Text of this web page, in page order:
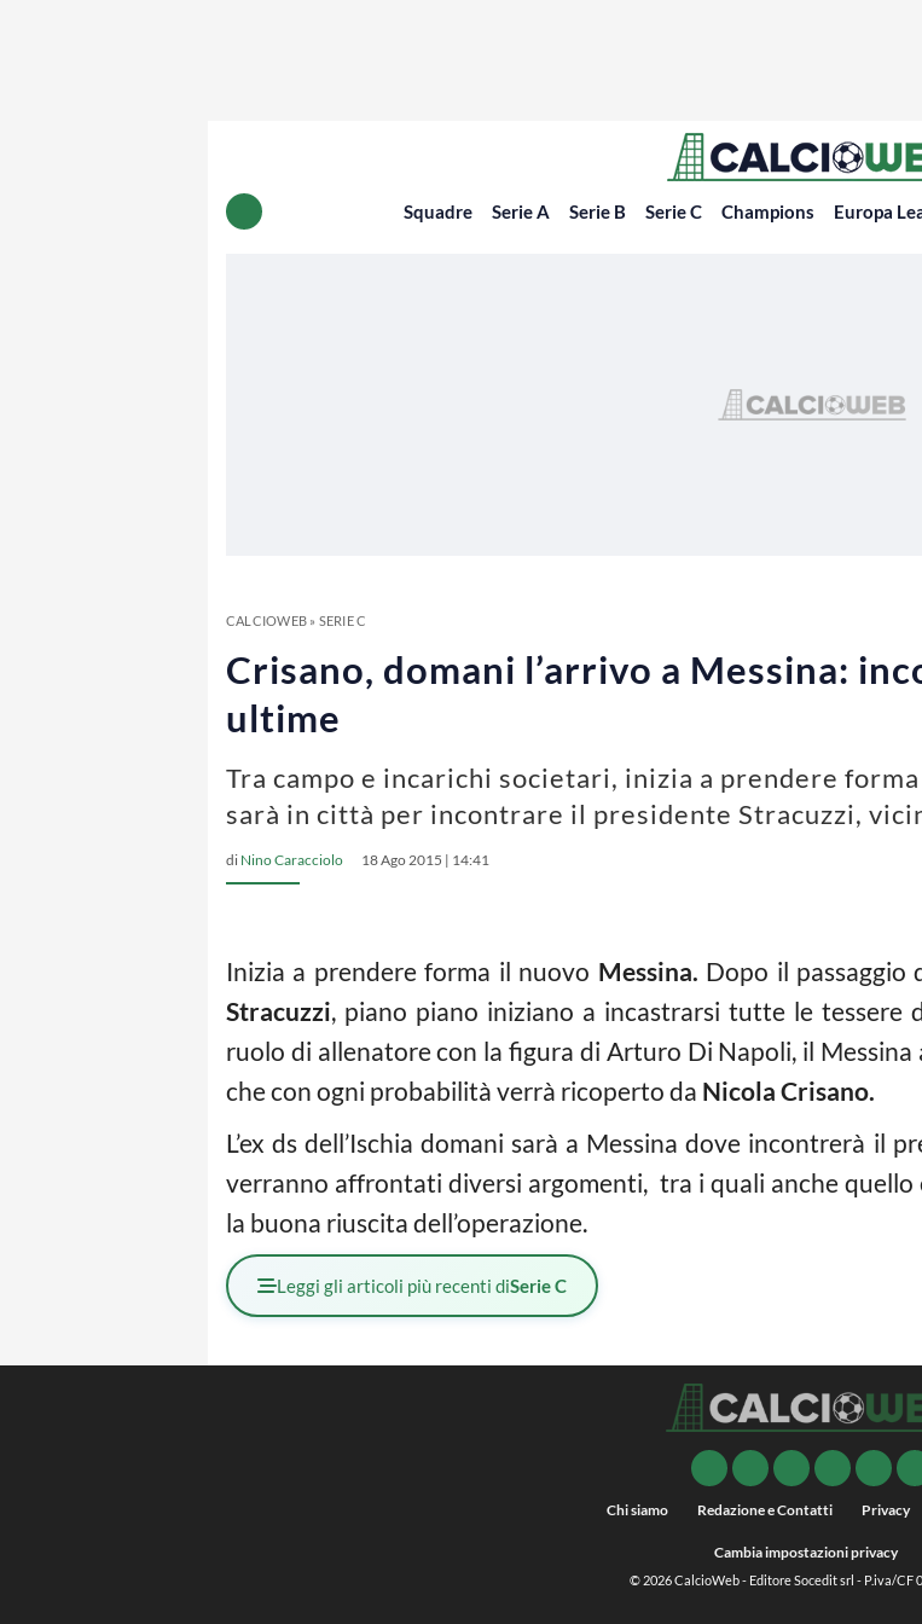
Squadre Serie A Serie B Serie C Champions Europa
CALCIOWEB» SERIE C
Crisano, domani l’arrivo a Messina:
ultime
Tra campo e incarichi societari, inizia a prendere
sarà in città per incontrare il presidente Stracuzzi,
di Nino Caracciolo 18 Ago 2015 | 14:41
Inizia a prendere forma il nuovo Messina. Dopo il passaggio
Stracuzzi, piano piano iniziano a incastrarsi tutte le tessere
ruolo di allenatore con la figura di Arturo Di Napoli, il
che con ogni probabilità verrà ricoperto da Nicola Crisano.
L’ex ds dell’Ischia domani sarà a Messina dove incontrerà il
verranno affrontati diversi argomenti, tra i quali anche
la buona riuscita dell’operazione.
Leggi gli articoli più recenti diSerie C
Chi siamo Redazione e Contatti Privacy
Cambia impostazioni privacy
© 2026CalcioWeb- Editore Socedit srl - P.iva/CF